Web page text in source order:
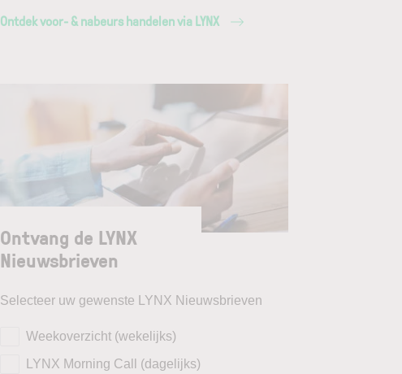
Ontdek voor- & nabeurs handelen via LYNX
Ontvang de LYNX
Nieuwsbrieven
Selecteer uw gewenste LYNX Nieuwsbrieven
Weekoverzicht (wekelijks)
LYNX Morning Call (dagelijks)